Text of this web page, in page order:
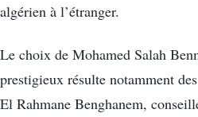
algérien à l’étranger.
Le choix de Mohamed Salah
prestigieux résulte notamment
El Rahmane Benghanem,